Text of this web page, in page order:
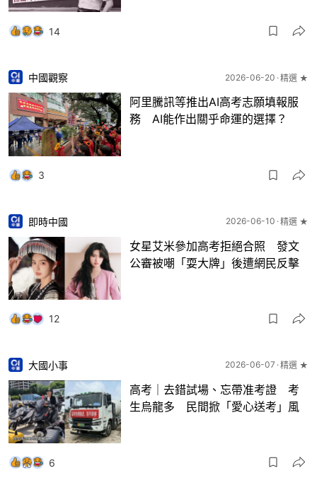
14
中國觀察 2026-06-20 精選 ★
阿里騰訊等推出AI高考志願填報服
務 AI能作出關乎命運的選擇？
3
即時中國 2026-06-10 精選 ★
女星艾米參加高考拒絕合照 發文
公審被嘲「耍大牌」後遭網民反擊
12
大國小事 2026-06-07 精選 ★
高考｜去錯試場、忘帶准考證 考
生烏龍多 民間掀「愛心送考」風
6